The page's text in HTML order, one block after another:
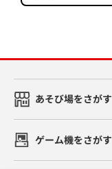
あそび場をさがす
ゲーム機をさがす